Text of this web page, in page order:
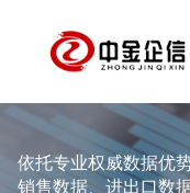
依托专业权威数据优
销售数据、进出口数